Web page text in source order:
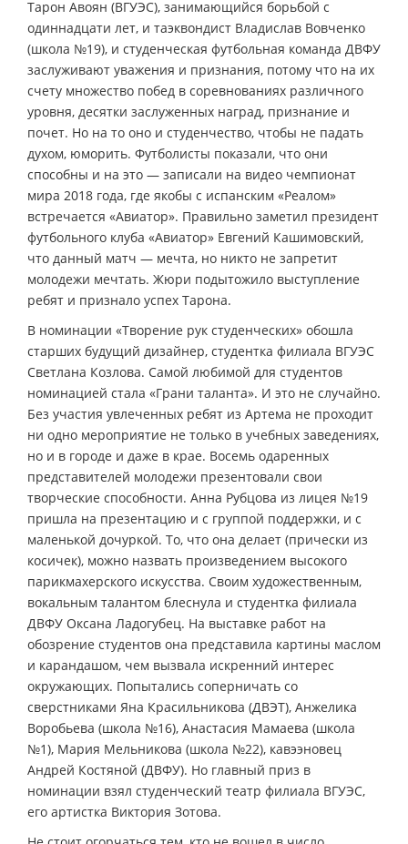
Тарон Авоян (ВГУЭС), занимающийся борьбой с
одиннадцати лет, и таэквондист Владислав Вовченко
(школа №19), и студенческая футбольная команда ДВФУ
заслуживают уважения и признания, потому что на их
счету множество побед в соревнованиях различного
уровня, десятки заслуженных наград, признание и
почет. Но на то оно и студенчество, чтобы не падать
духом, юморить. Футболисты показали, что они
способны и на это — записали на видео чемпионат
мира 2018 года, где якобы с испанским «Реалом»
встречается «Авиатор». Правильно заметил президент
футбольного клуба «Авиатор» Евгений Кашимовский,
что данный матч — мечта, но никто не запретит
молодежи мечтать. Жюри подытожило выступление
ребят и признало успех Тарона.
В номинации «Творение рук студенческих» обошла
старших будущий дизайнер, студентка филиала ВГУЭС
Светлана Козлова. Самой любимой для студентов
номинацией стала «Грани таланта». И это не случайно.
Без участия увлеченных ребят из Артема не проходит
ни одно мероприятие не только в учебных заведениях,
но и в городе и даже в крае. Восемь одаренных
представителей молодежи презентовали свои
творческие способности. Анна Рубцова из лицея №19
пришла на презентацию и с группой поддержки, и с
маленькой дочуркой. То, что она делает (прически из
косичек), можно назвать произведением высокого
парикмахерского искусства. Своим художественным,
вокальным талантом блеснула и студентка филиала
ДВФУ Оксана Ладогубец. На выставке работ на
обозрение студентов она представила картины маслом
и карандашом, чем вызвала искренний интерес
окружающих. Попытались соперничать со
сверстниками Яна Красильникова (ДВЭТ), Анжелика
Воробьева (школа №16), Анастасия Мамаева (школа
№1), Мария Мельникова (школа №22), кавээновец
Андрей Костяной (ДВФУ). Но главный приз в
номинации взял студенческий театр филиала ВГУЭС,
его артистка Виктория Зотова.